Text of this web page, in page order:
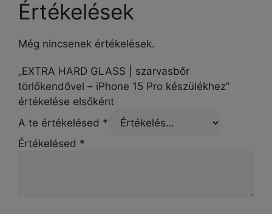
Értékelések
Még nincsenek értékelések.
„EXTRA HARD GLASS | szarvasbőr
törlőkendővel – iPhone 15 Pro készülékhez”
értékelése elsőként
A te értékelésed *
Értékelésed *